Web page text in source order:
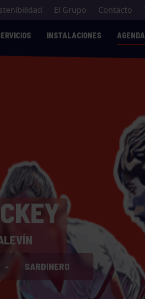
El Grupo Contacto
INSTALACIONES AGENDA
- SARDINERO